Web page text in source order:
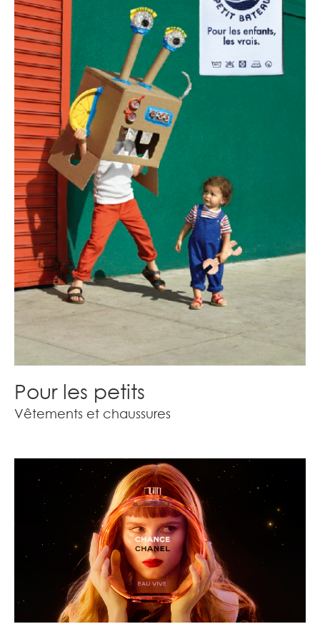
Pour les petits
Vêtements et chaussures